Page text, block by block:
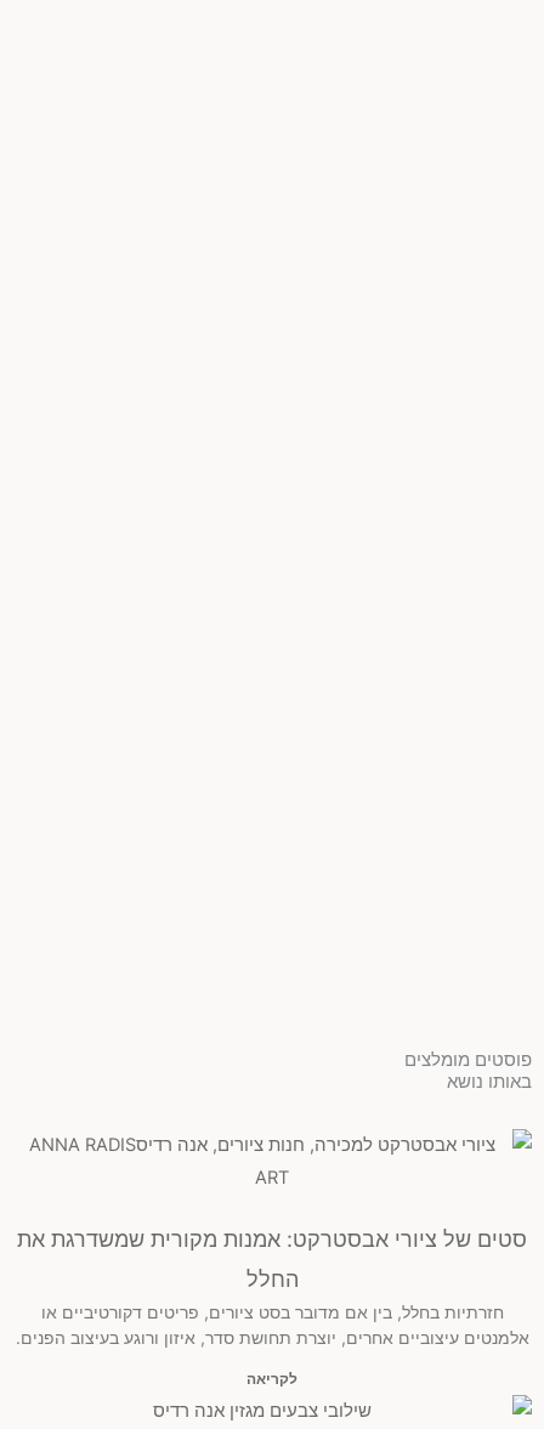
פוסטים מומלצים
באותו נושא
סטים של ציורי אבסטרקט: אמנות מקורית שמשדרגת את
החלל
חזרתיות בחלל, בין אם מדובר בסט ציורים, פריטים דקורטיביים או
אלמנטים עיצוביים אחרים, יוצרת תחושת סדר, איזון ורוגע בעיצוב הפנים.
לקריאה